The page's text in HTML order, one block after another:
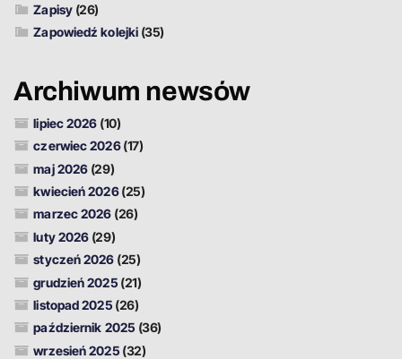
Zapisy(26)
Zapowiedź kolejki (35)
Archiwum newsów
lipiec 2026 (10)
czerwiec 2026(17)
maj 2026 (29)
kwiecień 2026(25)
marzec 2026 (26)
luty 2026 (29)
styczeń 2026 (25)
grudzień 2025 (21)
listopad 2025 (26)
październik 2025 (36)
wrzesień 2025 (32)